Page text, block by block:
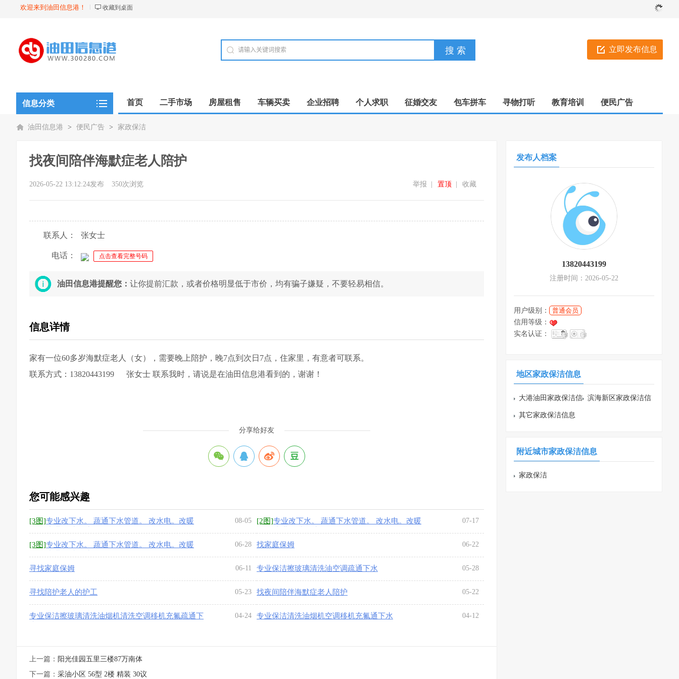
欢迎来到油田信息港！ 收藏到桌面
立即发布信息
信息分类 首页 二手市场 房屋租售 车辆买卖 企业招聘 个人求职 征婚交友 包车拼车 寻物打听 教育培训 便民广告
油田信息港 > 便民广告 > 家政保洁
找夜间陪伴海默症老人陪护
2026-05-22 13:12:24发布 350次浏览 收藏
置顶
举报
联系人： 张女士
电话： 点击查看完整号码
油田信息港提醒您： 让你提前汇款，或者价格明显低于市价，均有骗子嫌疑，不要轻易相信。
信息详情
家有一位60多岁海默症老人（女），需要晚上陪护，晚7点到次日7点，住家里，有意者可联系。
联系方式：13820443199 张女士 联系我时，请说是在油田信息港看到的，谢谢！
分享给好友
您可能感兴趣
[3图]专业改下水。 蔬通下水管道。 改水电。改暖
08-05 [2图]专业改下水。 蔬通下水管道。 改水电。改暖
07-17
[3图]专业改下水。 蔬通下水管道。 改水电。改暖
06-28 找家庭保姆 06-22
寻找家庭保姆 06-11 专业保洁擦玻璃清洗油空调疏通下水 05-28
寻找陪护老人的护工 05-23 找夜间陪伴海默症老人陪护 05-22
专业保洁擦玻璃清洗油烟机清洗空调移机充氟疏通下
04-24 专业保洁清洗油烟机空调移机充氟通下水 04-12
上一篇： 阳光佳园五里三楼87万南体
下一篇： 采油小区 56型 2楼 精装 30议
发布人档案
13820443199
注册时间：2026-05-22
用户级别：
普通会员
信用等级：
实名认证：
地区家政保洁信息
大港油田家政保洁信
息
滨海新区家政保洁信
其它家政保洁信息
附近城市家政保洁信息
家政保洁